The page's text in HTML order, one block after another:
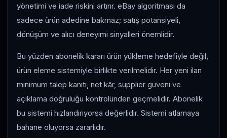
yönetimi ve iade riskini artırır. eBay algoritması da
sadece ürün adedine bakmaz; satış potansiyeli,
dönüşüm ve alıcı deneyimi sinyalleri önemlidir.
Bu yüzden abonelik kararı ürün yükleme hedefiyle değil,
ürün eleme sistemiyle birlikte verilmelidir. Her yeni ilan
minimum talep kanıtı, net kâr, supplier güveni ve
açıklama doğruluğu kontrolünden geçmelidir. Abonelik
bu sistemi hızlandırıyorsa değerlidir. Sistemi atlamaya
bahane oluyorsa zararlıdır.